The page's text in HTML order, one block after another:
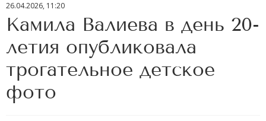
26.04.2026, 11:20
Камила Валиева в день 20-
летия опубликовала
трогательное детское
фото